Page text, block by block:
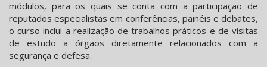
módulos, para os quais se conta com a participação de
reputados especialistas em conferências, painéis e debates,
o curso inclui a realização de trabalhos práticos e de visitas
de estudo a órgãos diretamente relacionados com a
segurança e defesa.